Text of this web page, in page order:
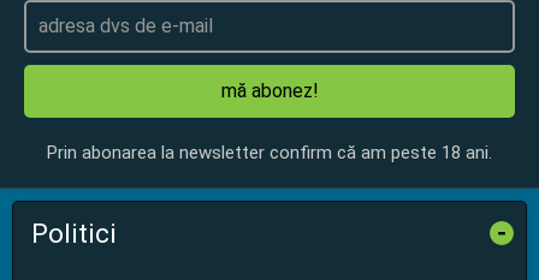
mă abonez!
Prin abonarea la newsletter confirm că am peste 18 ani.
Politici -